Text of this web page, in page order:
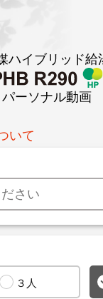
ハイブリッド給
ーソナル動画
いて
３人